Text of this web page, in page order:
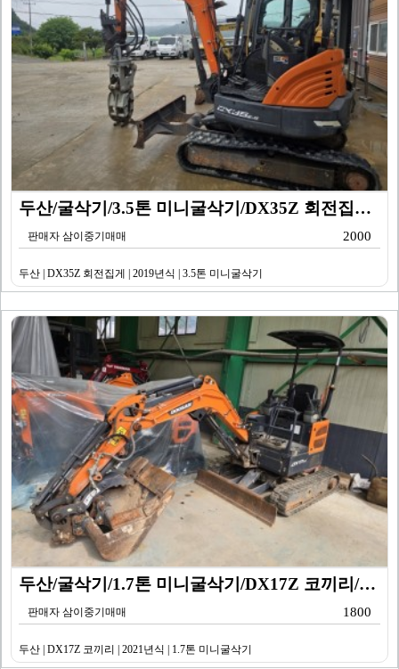
두산/굴삭기/3.5톤 미니굴삭기/DX35Z 회전집게/2…
판매자 삼이중기매매 2000
두산 | DX35Z 회전집게 | 2019년식 | 3.5톤 미니굴삭기
두산/굴삭기/1.7톤 미니굴삭기/DX17Z 코끼리/20…
판매자 삼이중기매매 1800
두산 | DX17Z 코끼리 | 2021년식 | 1.7톤 미니굴삭기